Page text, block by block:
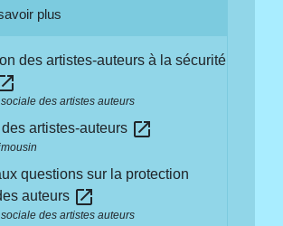
plus
des artistes-auteurs à la sécurité
des artistes auteurs
artistes-auteurs open_in_new
questions sur la protection
auteurs open_in_new
des artistes auteurs